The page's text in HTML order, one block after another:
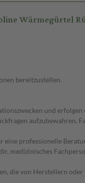
Wärmegürtel
bereitzustellen.
und
aufzubewahren.
eine professionelle
medizinisches
die von Herstellern